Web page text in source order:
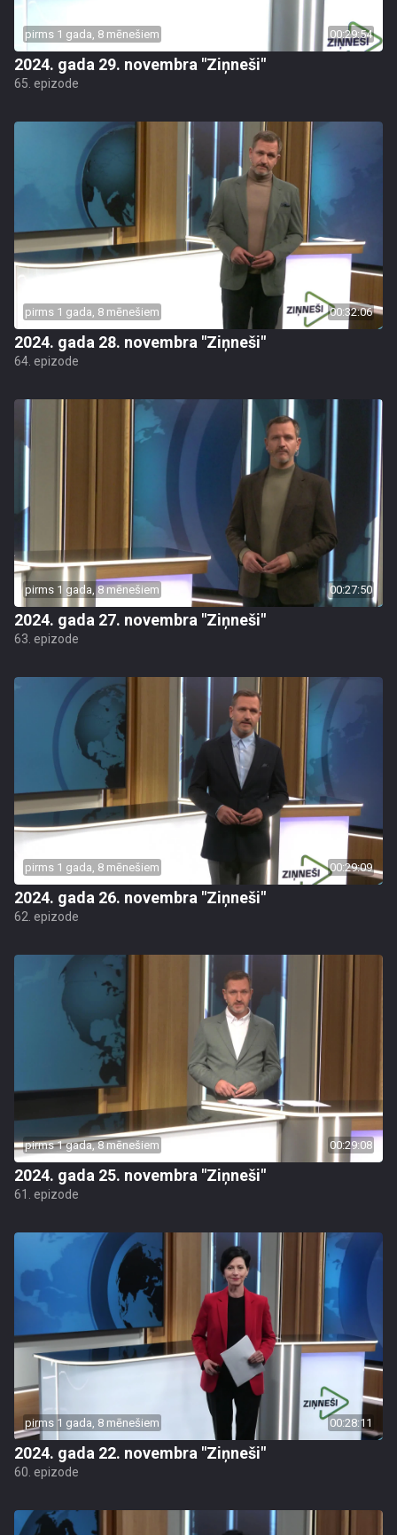
pirms 1 gada, 8 mēnešiem 00:29:54
2024. gada 29. novembra "Ziņneši"
65. epizode
pirms 1 gada, 8 mēnešiem 00:32:06
2024. gada 28. novembra "Ziņneši"
64. epizode
pirms 1 gada, 8 mēnešiem 00:27:50
2024. gada 27. novembra "Ziņneši"
63. epizode
pirms 1 gada, 8 mēnešiem 00:29:09
2024. gada 26. novembra "Ziņneši"
62. epizode
pirms 1 gada, 8 mēnešiem 00:29:08
2024. gada 25. novembra "Ziņneši"
61. epizode
pirms 1 gada, 8 mēnešiem 00:28:11
2024. gada 22. novembra "Ziņneši"
60. epizode